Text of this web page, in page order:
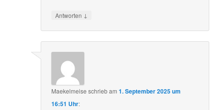
Antworten ↓
Maekelmeise schriebam1. September 2025 um
16:51 Uhr: